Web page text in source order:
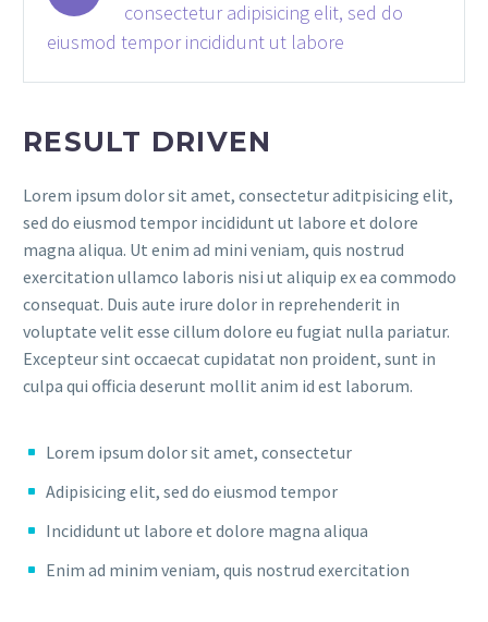
consectetur adipisicing elit, sed do
eiusmod tempor incididunt ut labore
RESULT DRIVEN
Lorem ipsum dolor sit amet, consectetur aditpisicing elit,
sed do eiusmod tempor incididunt ut labore et dolore
magna aliqua. Ut enim ad mini veniam, quis nostrud
exercitation ullamco laboris nisi ut aliquip ex ea commodo
consequat. Duis aute irure dolor in reprehenderit in
voluptate velit esse cillum dolore eu fugiat nulla pariatur.
Excepteur sint occaecat cupidatat non proident, sunt in
culpa qui officia deserunt mollit anim id est laborum.
Lorem ipsum dolor sit amet, consectetur
Adipisicing elit, sed do eiusmod tempor
Incididunt ut labore et dolore magna aliqua
Enim ad minim veniam, quis nostrud exercitation